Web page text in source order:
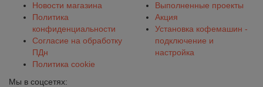
Новости магазина
Политика
конфиденциальности
Согласие на обработку
ПДн
Политика cookie
Выполненные проекты
Акция
Установка кофемашин -
подключение и
настройка
Мы в соцсетях: